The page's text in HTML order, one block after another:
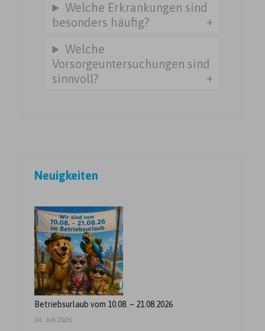
Welche Erkrankungen sind
besonders häufig?
Welche
Vorsorgeuntersuchungen sind
sinnvoll?
Neuigkeiten
Betriebsurlaub vom 10.08. – 21.08.2026
24. Juli 2026